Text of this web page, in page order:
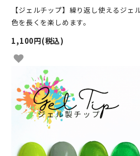
【ジェルチップ】繰り返し使えるジェ
色を長くを楽しめます。
1,100円(税込)